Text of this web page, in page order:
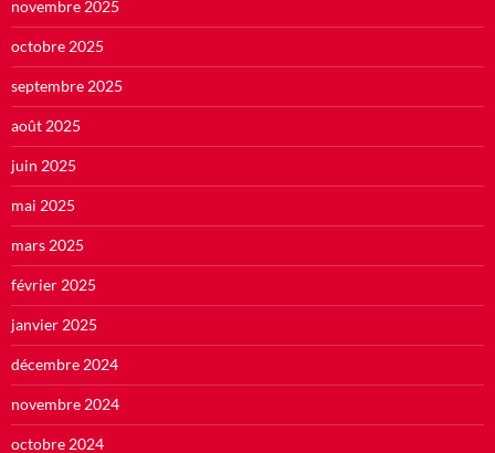
novembre 2025
octobre 2025
septembre 2025
août 2025
juin 2025
mai 2025
mars 2025
février 2025
janvier 2025
décembre 2024
novembre 2024
octobre 2024